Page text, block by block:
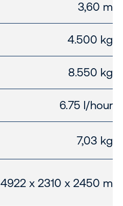
3,60 m
4.500 kg
8.550 kg
6.75 l/hour
7,03 kg
4922 x 2310 x 2450 m